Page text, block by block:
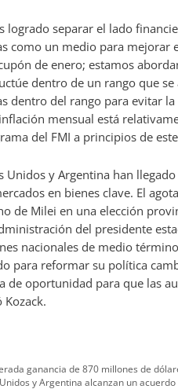
logrado separar el lado
como un medio para mejorar
de enero; estamos
dentro de un rango que
dentro del rango para evitar
mensual está
del FMI a principios de
Unidos y Argentina han
en bienes clave. El
de Milei en una elección
del presidente
nacionales de medio
para reformar su política
de oportunidad para que las
Kozack.
ganancia de 870 millones de
y Argentina alcanzan un